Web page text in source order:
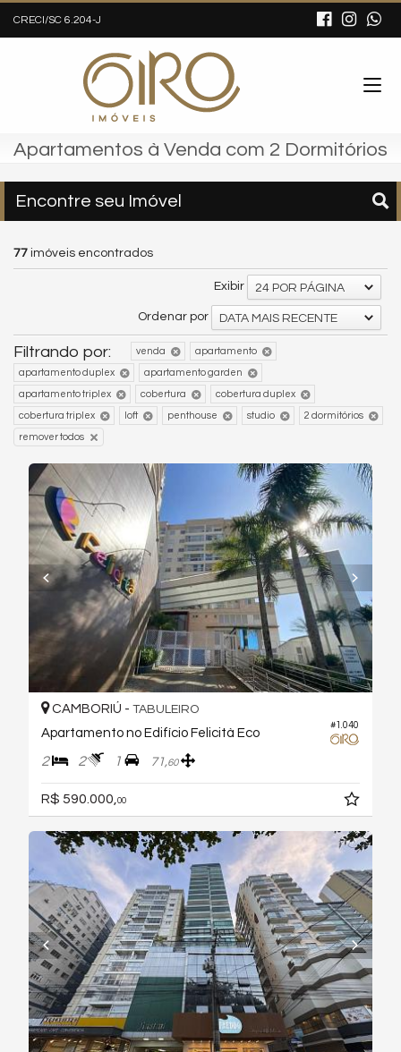
CRECI/SC 6.204-J
Apartamentos à Venda com 2 Dormitórios
Encontre seu Imóvel
77 imóveis encontrados
Exibir 24 POR PÁGINA
Ordenar por DATA MAIS RECENTE
Filtrando por: venda apartamento
apartamento duplex apartamento garden
apartamento triplex cobertura cobertura duplex
cobertura triplex loft penthouse studio 2 dormitórios
remover todos
#1.040
CAMBORIÚ - TABULEIRO
Apartamento no Edifício Felicità Eco
2 2 1 71,60
R$ 590.000, 00